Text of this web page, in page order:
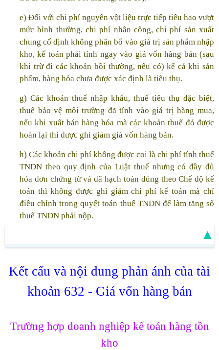
e) Đối với chi phí nguyên vật liệu trực tiếp tiêu hao vượt
mức bình thường, chi phí nhân công, chi phí sản xuất
chung cố định không phân bổ vào giá trị sản phẩm nhập
kho, kế toán phải tính ngay vào giá vốn hàng bán (sau
khi trừ đi các khoản bồi thường, nếu có) kể cả khi sản
phẩm, hàng hóa chưa được xác định là tiêu thụ.
g) Các khoản thuế nhập khẩu, thuế tiêu thụ đặc biệt,
thuế bảo vệ môi trường đã tính vào giá trị hàng mua,
nếu khi xuất bán hàng hóa mà các khoản thuế đó được
hoàn lại thì được ghi giảm giá vốn hàng bán.
h) Các khoản chi phí không được coi là chi phí tính thuế
TNDN theo quy định của Luật thuế nhưng có đầy đủ
hóa đơn chứng từ và đã hạch toán đúng theo Chế độ kế
toán thì không được ghi giảm chi phí kế toán mà chỉ
điều chỉnh trong quyết toán thuế TNDN để làm tăng số
thuế TNDN phải nộp.
▲
Kết cấu và nội dung phản ánh của tài
khoản 632 - Giá vốn hàng bán
Trường hợp doanh nghiệp kế toán hàng tồn
kho